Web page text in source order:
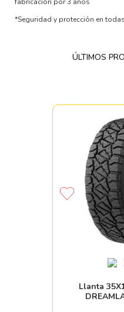
*Seguridad y protección en
ÚLTIMOS
Llanta